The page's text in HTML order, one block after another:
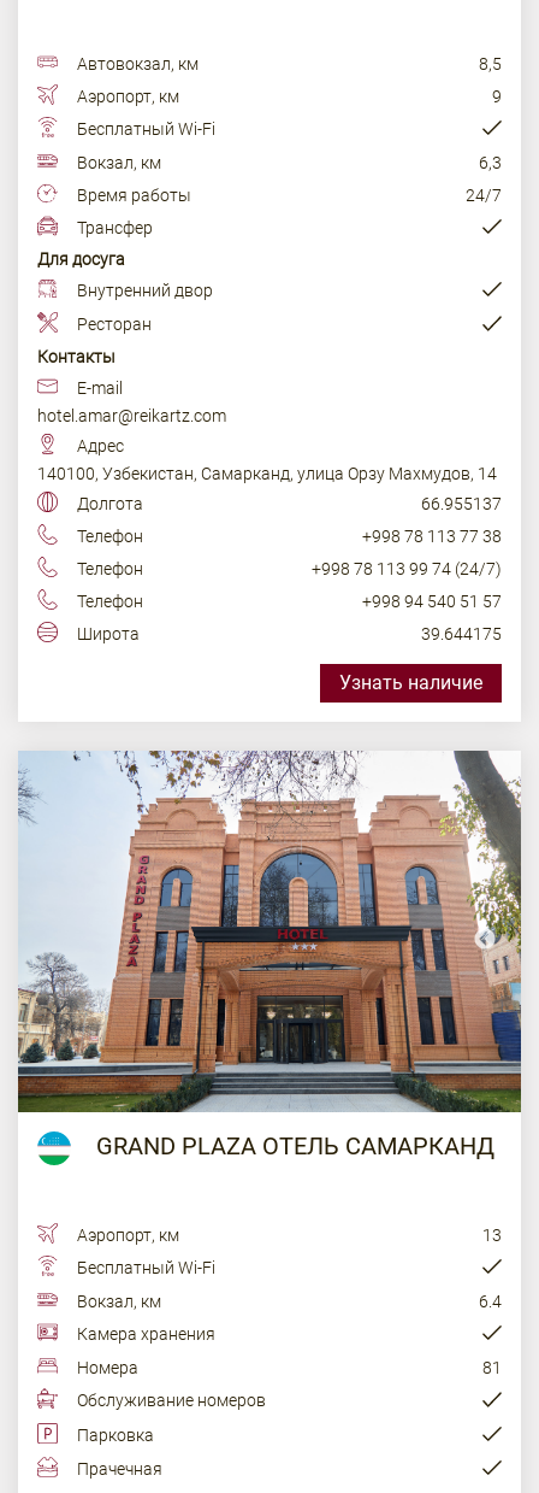
Автовокзал, км
8,5
Аэропорт, км
9
Бесплатный Wi-Fi
Вокзал, км
6,3
Время работы
24/7
Трансфер
Для досуга
Внутренний двор
Ресторан
Контакты
E-mail
hotel.amar@reikartz.com
Адрес
140100, Узбекистан, Самарканд, улица Орзу Махмудов, 14
Долгота
66.955137
Телефон
+998 78 113 77 38
Телефон
+998 78 113 99 74 (24/7)
Телефон
+998 94 540 51 57
Широта
39.644175
Узнать наличие
GRAND PLAZA ОТЕЛЬ САМАРКАНД
Аэропорт, км
13
Бесплатный Wi-Fi
Вокзал, км
6.4
Камера хранения
Номера
81
Обслуживание номеров
Парковка
Прачечная